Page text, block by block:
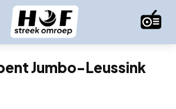
Jumbo-Leussink